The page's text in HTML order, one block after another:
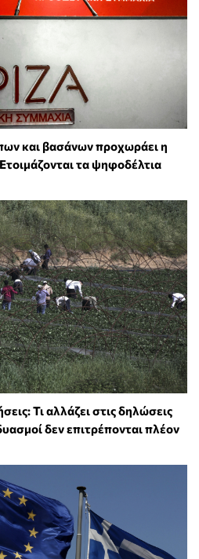
και βασάνων προχωράει η
τα ψηφοδέλτια
Τι αλλάζει στις δηλώσεις
δεν επιτρέπονται πλέον